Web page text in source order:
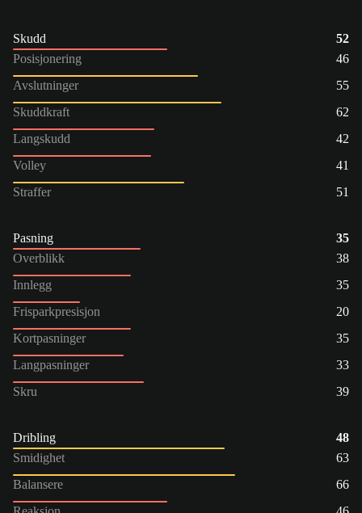
Skudd
52
Posisjonering
46
Avslutninger
55
Skuddkraft
62
Langskudd
42
Volley
41
Straffer
51
Pasning
35
Overblikk
38
Innlegg
35
Frisparkpresisjon
20
Kortpasninger
35
Langpasninger
33
Skru
39
Dribling
48
Smidighet
63
Balansere
66